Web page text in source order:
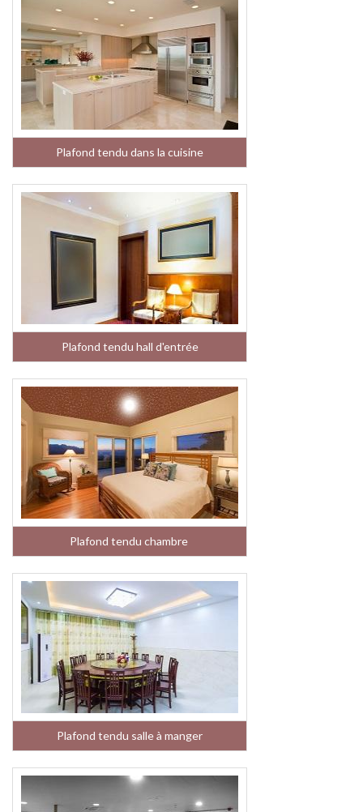
Plafond tendu dans la cuisine
Plafond tendu hall d'entrée
Plafond tendu chambre
Plafond tendu salle à manger